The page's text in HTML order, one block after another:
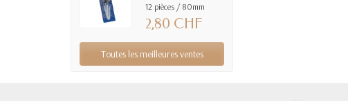
12 pièces / 80mm
2,80 CHF
Toutes les meilleures ventes